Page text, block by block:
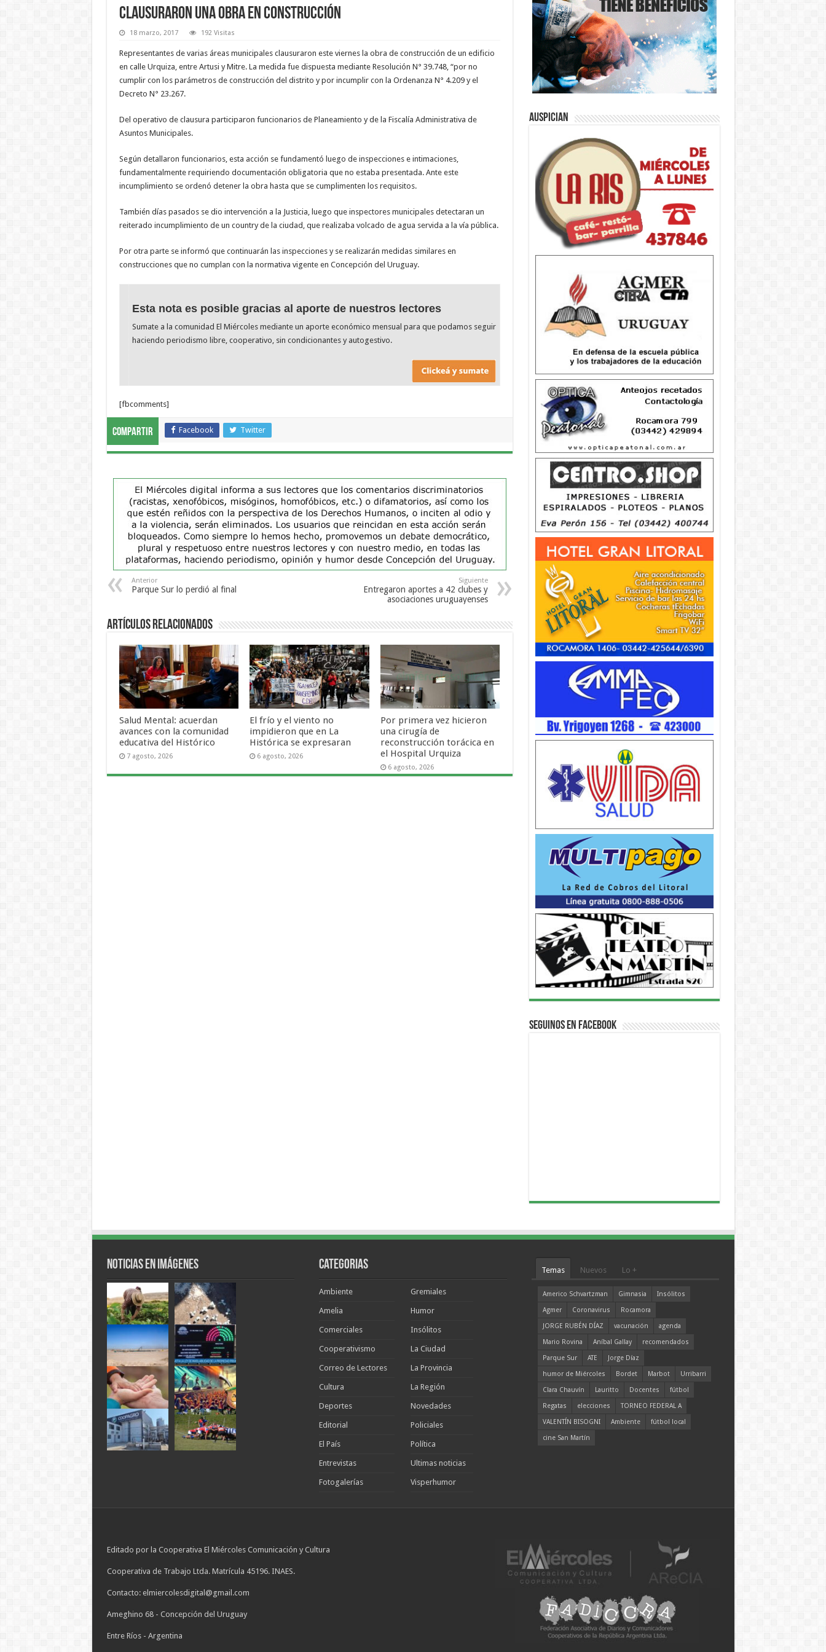
Clausuraron una obra en construcción
18 marzo, 2017 192 Visitas
Representantes de varias áreas municipales clausuraron este viernes la obra de construcción de un edificio
en calle Urquiza, entre Artusi y Mitre. La medida fue dispuesta mediante Resolución N° 39.748, “por no
cumplir con los parámetros de construcción del distrito y por incumplir con la Ordenanza N° 4.209 y el
Decreto N° 23.267.
Del operativo de clausura participaron funcionarios de Planeamiento y de la Fiscalía Administrativa de
Asuntos Municipales.
Según detallaron funcionarios, esta acción se fundamentó luego de inspecciones e intimaciones,
fundamentalmente requiriendo documentación obligatoria que no estaba presentada. Ante este
incumplimiento se ordenó detener la obra hasta que se cumplimenten los requisitos.
También días pasados se dio intervención a la Justicia, luego que inspectores municipales detectaran un
reiterado incumplimiento de un country de la ciudad, que realizaba volcado de agua servida a la vía pública.
Por otra parte se informó que continuarán las inspecciones y se realizarán medidas similares en
construcciones que no cumplan con la normativa vigente en Concepción del Uruguay.
Esta nota es posible gracias al aporte de nuestros lectores
Sumate a la comunidad El Miércoles mediante un aporte económico mensual para que podamos seguir
haciendo periodismo libre, cooperativo, sin condicionantes y autogestivo.
[fbcomments]
Compartir Facebook Twitter
Anterior
Parque Sur lo perdió al final
Siguiente
Entregaron aportes a 42 clubes y
asociaciones uruguayenses
Artículos Relacionados
Salud Mental: acuerdan
avances con la comunidad
educativa del Histórico
7 agosto, 2026
El frío y el viento no
impidieron que en La
Histórica se expresaran
6 agosto, 2026
Por primera vez hicieron
una cirugía de
reconstrucción torácica en
el Hospital Urquiza
6 agosto, 2026
Auspician
Seguinos en Facebook
Noticias en Imágenes Categorias
Ambiente
Amelia
Comerciales
Cooperativismo
Correo de Lectores
Cultura
Deportes
Editorial
El País
Entrevistas
Fotogalerías
Gremiales
Humor
Insólitos
La Ciudad
La Provincia
La Región
Novedades
Policiales
Política
Ultimas noticias
Visperhumor
Temas Nuevos Lo +
Americo Schvartzman Gimnasia
Insólitos
Agmer
Coronavirus
Rocamora
JORGE RUBÉN DÍAZ
vacunación
agenda
Mario Rovina
Aníbal Gallay
recomendados
Parque Sur
ATE
Jorge Díaz
humor de Miércoles
Bordet Marbot
Urribarri
Clara Chauvín
Lauritto Docentes
fútbol
Regatas
elecciones
TORNEO FEDERAL A
VALENTÍN BISOGNI
Ambiente
fútbol local
cine San Martín
Editado por la Cooperativa El Miércoles Comunicación y Cultura
Cooperativa de Trabajo Ltda. Matrícula 45196. INAES.
Contacto: elmiercolesdigital@gmail.com
Ameghino 68 - Concepción del Uruguay
Entre Ríos - Argentina